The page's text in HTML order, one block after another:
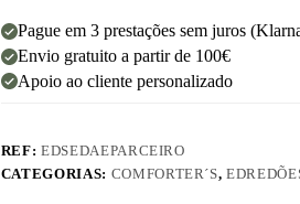
Pague em 3 prestações sem juros
Envio gratuito a partir de 100€
Apoio ao cliente personalizado
REF:EDSEDAEPARCEIRO
CATEGORIAS: COMFORTER´S,